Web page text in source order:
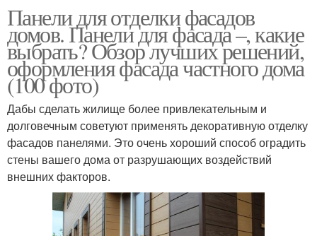
Панели для отделки фасадов
домов. Панели для фасада –, какие
выбрать? Обзор лучших решений,
оформления фасада частного дома
(100 фото)
Дабы сделать жилище более привлекательным и
долговечным советуют применять декоративную отделку
фасадов панелями. Это очень хороший способ оградить
стены вашего дома от разрушающих воздействий
внешних факторов.